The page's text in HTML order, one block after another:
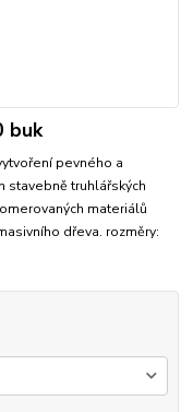
buk
pevného a
stavebně truhlářských
materiálů
dřeva. rozměry: